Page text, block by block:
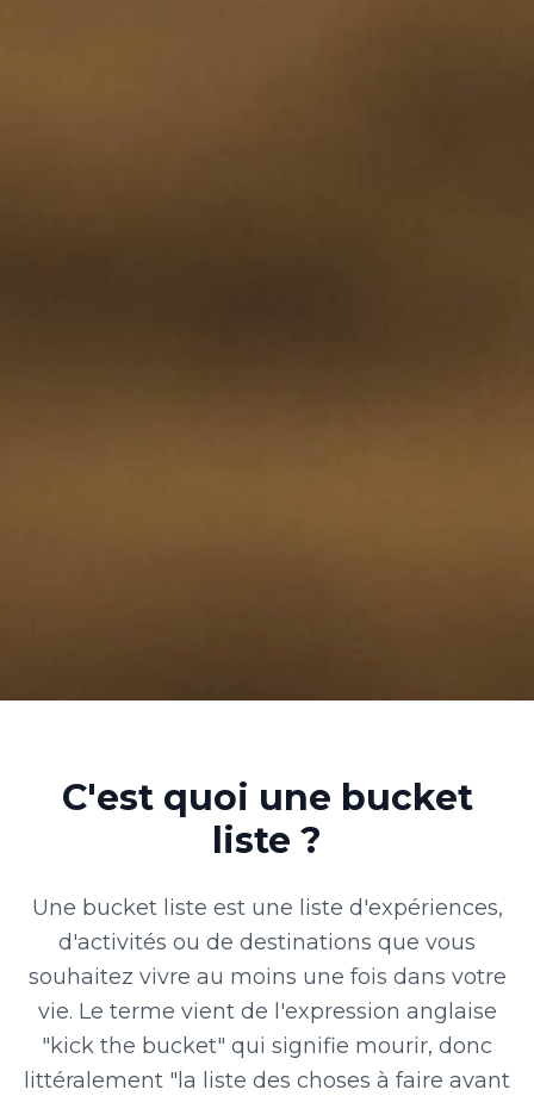
C'est quoi une bucket
liste ?
Une bucket liste est une liste d'expériences,
d'activités ou de destinations que vous
souhaitez vivre au moins une fois dans votre
vie. Le terme vient de l'expression anglaise
"kick the bucket" qui signifie mourir, donc
littéralement "la liste des choses à faire avant